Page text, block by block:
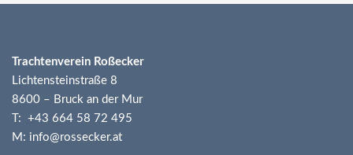
Trachtenverein Roßecker
Lichtensteinstraße 8
8600 – Bruck an der Mur
T: +43 664 58 72 495
M: info@rossecker.at